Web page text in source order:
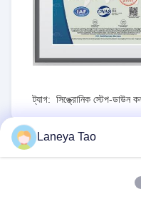
ট্যাগ: সিঙ্ক্রোনিক স্টেপ-ডাউন
RFQ পাঠান
Laneya Tao